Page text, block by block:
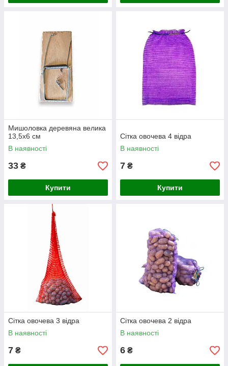
Мишоловка деревяна велика
13,5х6 см
В наявності
33 ₴
Купити
Сітка овочева 4 відра
В наявності
7 ₴
Купити
Сітка овочева 3 відра
В наявності
7 ₴
Сітка овочева 2 відра
В наявності
6 ₴